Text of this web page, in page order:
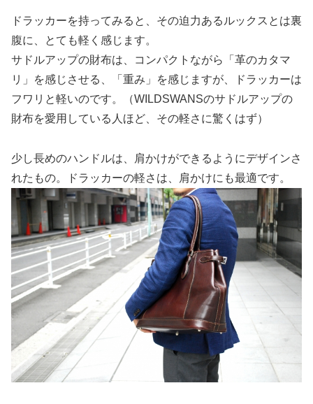
ドラッカーを持ってみると、その迫力あるルックスとは裏
腹に、とても軽く感じます。
サドルアップの財布は、コンパクトながら「革のカタマ
リ」を感じさせる、「重み」を感じますが、ドラッカーは
フワリと軽いのです。（WILDSWANSのサドルアップの
財布を愛用している人ほど、その軽さに驚くはず）
少し長めのハンドルは、肩かけができるようにデザインさ
れたもの。ドラッカーの軽さは、肩かけにも最適です。